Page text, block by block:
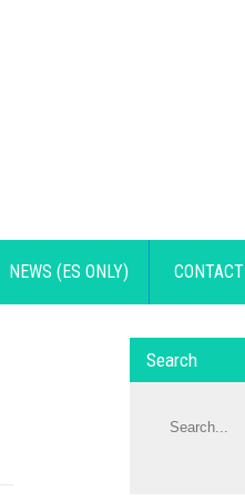
NEWS (ES ONLY) CONTACT
Search